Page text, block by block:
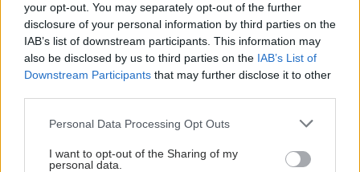
your opt-out. You may separately opt-out of the further
disclosure of your personal information by third parties on the
IAB’s list of downstream participants. This information may
also be disclosed by us to third parties on the IAB’s List of
Downstream Participants that may further disclose it to other
Please note that this website/app uses one or more Google
not limited to your visit or usage behaviour. You may click to
Personal Data Processing Opt Outs
I want to opt-out of the Sharing of my
personal data.